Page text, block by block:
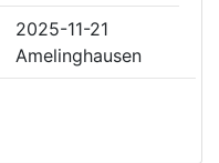
2025-11-21
Amelinghausen